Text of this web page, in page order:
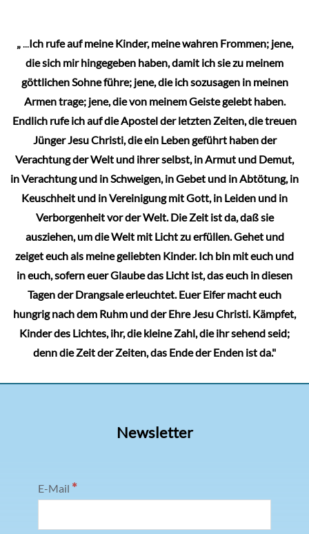
„...Ich rufe auf meine Kinder, meine wahren Frommen; jene,
die sich mir hingegeben haben, damit ich sie zu meinem
göttlichen Sohne führe; jene, die ich sozusagen in meinen
Armen trage; jene, die von meinem Geiste gelebt haben.
Endlich rufe ich auf die Apostel der letzten Zeiten, die treuen
Jünger Jesu Christi, die ein Leben geführt haben der
Verachtung der Welt und ihrer selbst, in Armut und Demut,
in Verachtung und in Schweigen, in Gebet und in Abtötung, in
Keuschheit und in Vereinigung mit Gott, in Leiden und in
Verborgenheit vor der Welt. Die Zeit ist da, daß sie
ausziehen, um die Welt mit Licht zu erfüllen. Gehet und
zeiget euch als meine geliebten Kinder. Ich bin mit euch und
in euch, sofern euer Glaube das Licht ist, das euch in diesen
Tagen der Drangsale erleuchtet. Euer Eifer macht euch
hungrig nach dem Ruhm und der Ehre Jesu Christi. Kämpfet,
Kinder des Lichtes, ihr, die kleine Zahl, die ihr sehend seid;
denn die Zeit der Zeiten, das Ende der Enden ist da."
Newsletter
E-Mail *